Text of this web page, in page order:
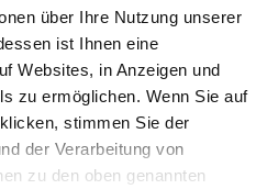
über Ihre Nutzung unserer
ist Ihnen eine
Websites, in Anzeigen und
zu ermöglichen. Wenn Sie auf
stimmen Sie der
der Verarbeitung von
zu den oben genannten
Cookie-Einstellungen